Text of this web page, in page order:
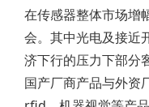
在传感器整体市场增
会。其中光电及接近
济下行的压力下部分
国产厂商产品与外资